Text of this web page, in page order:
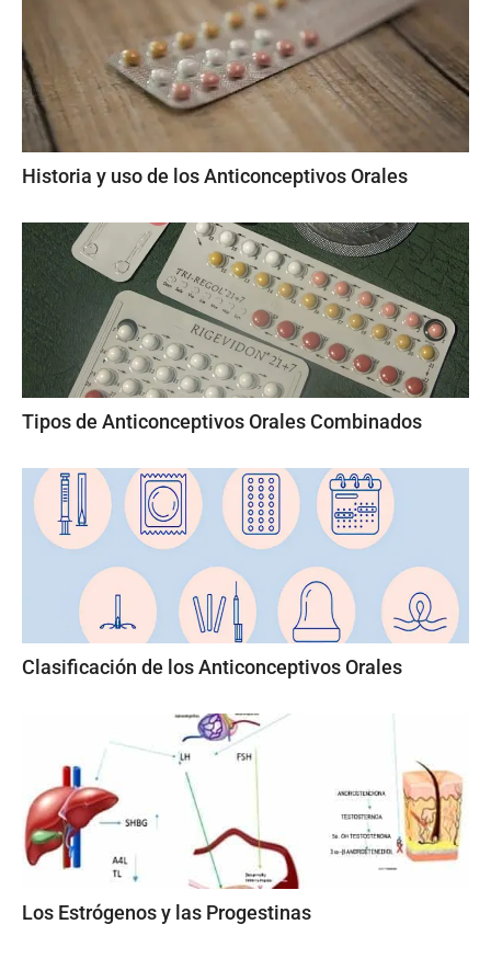
Historia y uso de los Anticonceptivos Orales
Tipos de Anticonceptivos Orales Combinados
Clasificación de los Anticonceptivos Orales
Los Estrógenos y las Progestinas